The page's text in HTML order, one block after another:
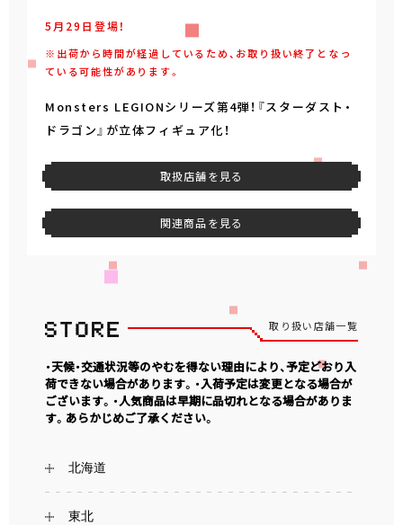
5月29日登場！
※出荷から時間が経過しているため、お取り扱い終了となっ
ている可能性があります。
Monsters LEGIONシリーズ第4弾！『スターダスト・
ドラゴン』が立体フィギュア化！
取扱店舗を見る
関連商品を見る
取り扱い店舗一覧
・天候・交通状況等のやむを得ない理由により、予定どおり入
荷できない場合があります。・入荷予定は変更となる場合が
ございます。・人気商品は早期に品切れとなる場合がありま
す。あらかじめご了承ください。
北海道
東北